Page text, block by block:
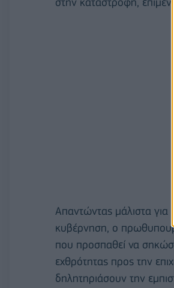
Απαντώντας μάλιστα
κυβέρνηση, ο
που προσπαθεί να
εχθρότητας προς την
δηλητηριάσουν την